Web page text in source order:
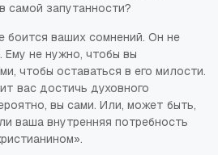
самой запутанности?
боится ваших сомнений. Он не
Ему не нужно, чтобы вы
чтобы оставаться в его милости.
вас достичь духовного
вы сами. Или, может быть,
ваша внутренняя потребность